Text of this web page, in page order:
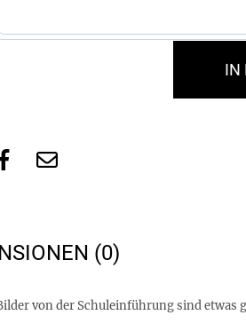
IN
(0)
von der Schuleinführung sind etwas